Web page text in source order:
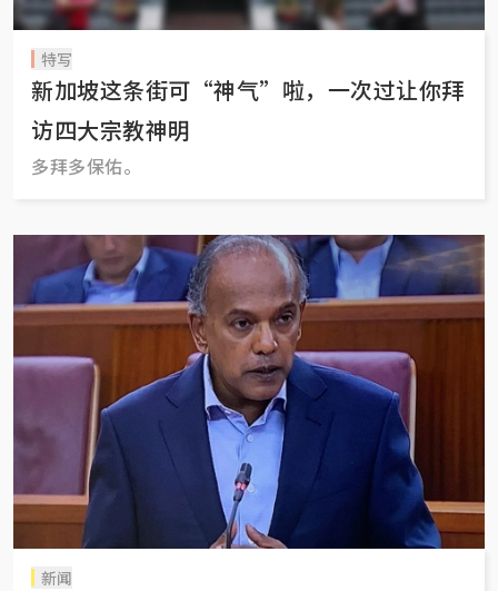
特写
新加坡这条街可“神气”啦，一次过让你拜
访四大宗教神明
多拜多保佑。
新闻